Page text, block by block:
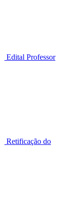
Edital Professor
Retificação do